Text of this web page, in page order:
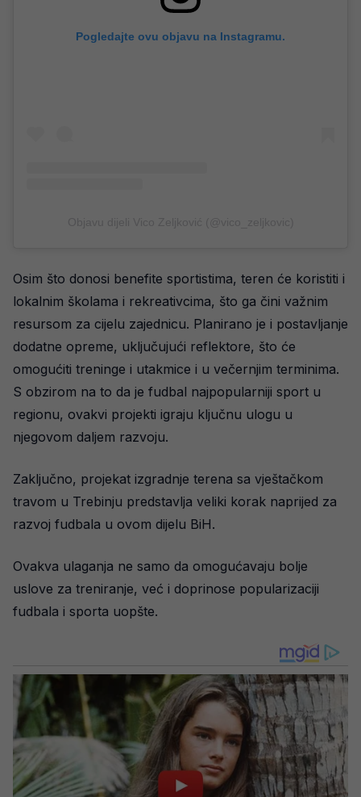
Pogledajte ovu objavu na Instagramu.
Osim što donosi benefite sportistima, teren će koristiti i
lokalnim školama i rekreativcima, što ga čini važnim
resursom za cijelu zajednicu. Planirano je i postavljanje
dodatne opreme, uključujući reflektore, što će
omogućiti treninge i utakmice i u večernjim terminima.
S obzirom na to da je fudbal najpopularniji sport u
regionu, ovakvi projekti igraju ključnu ulogu u
njegovom daljem razvoju.
Zaključno, projekat izgradnje terena sa vještačkom
travom u Trebinju predstavlja veliki korak naprijed za
razvoj fudbala u ovom dijelu BiH.
Ovakva ulaganja ne samo da omogućavaju bolje
uslove za treniranje, već i doprinose popularizaciji
fudbala i sporta uopšte.